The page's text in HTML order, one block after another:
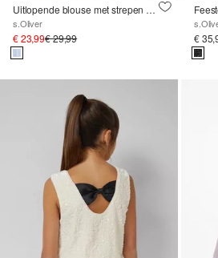
Uitlopende blouse met strepen en edelstenen
s.Oliver
€ 23,99€ 29,99 €